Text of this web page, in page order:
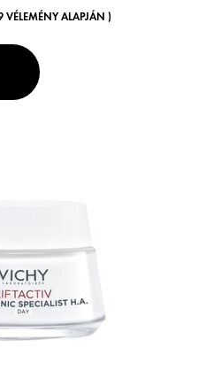
VÉLEMÉNY ALAPJÁN )